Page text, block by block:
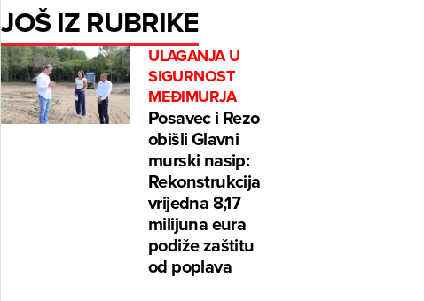
JOŠ IZ RUBRIKE
ULAGANJA U
SIGURNOST
MEĐIMURJA
Posavec i Rezo
obišli Glavni
murski nasip:
Rekonstrukcija
vrijedna 8,17
milijuna eura
podiže zaštitu
od poplava